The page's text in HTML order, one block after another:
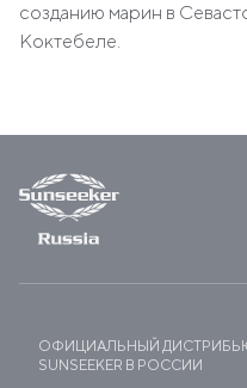
созданию марин в
Коктебеле.
ОФИЦИАЛЬНЫЙ
SUNSEEKER В РОССИИ